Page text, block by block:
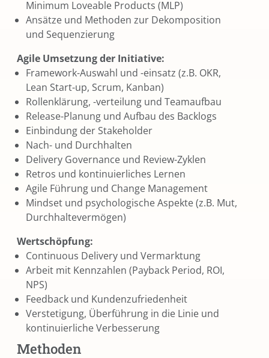
Minimum Loveable Products (MLP)
Ansätze und Methoden zur Dekomposition
und Sequenzierung
Agile Umsetzung der Initiative:
Framework-Auswahl und -einsatz (z.B. OKR,
Lean Start-up, Scrum, Kanban)
Rollenklärung, -verteilung und Teamaufbau
Release-Planung und Aufbau des Backlogs
Einbindung der Stakeholder
Nach- und Durchhalten
Delivery Governance und Review-Zyklen
Retros und kontinuierliches Lernen
Agile Führung und Change Management
Mindset und psychologische Aspekte (z.B. Mut,
Durchhaltevermögen)
Wertschöpfung:
Continuous Delivery und Vermarktung
Arbeit mit Kennzahlen (Payback Period, ROI,
NPS)
Feedback und Kundenzufriedenheit
Verstetigung, Überführung in die Linie und
kontinuierliche Verbesserung
Methoden